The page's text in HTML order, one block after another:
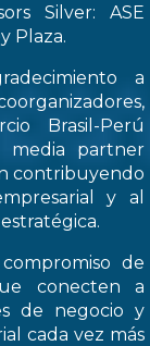
Silver: ASE
Plaza.
a
Brasil-Perú
media partner
contribuyendo
y al
de
conecten a
de negocio y
cada vez más